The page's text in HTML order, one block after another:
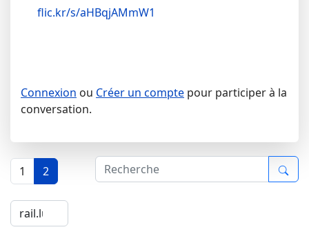
flic.kr/s/aHBqjAMmW1
Connexion ou Créer un compte pour participer à la
conversation.
1 2